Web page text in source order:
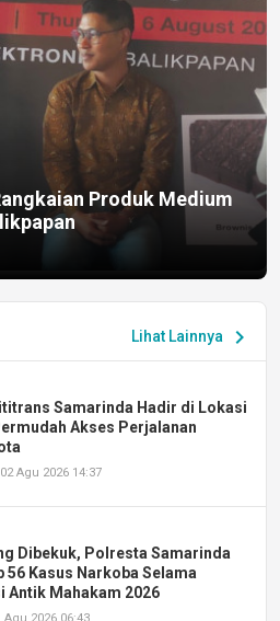
Produk Medium
Lihat Lainnya chevron_right
Samarinda Hadir di Lokasi
Akses Perjalanan
Agu 2026 14:37
Dibekuk, Polresta Samarinda
56 Kasus Narkoba Selama
Antik Mahakam 2026
Agu 2026 06:43